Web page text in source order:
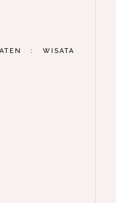
: WISATA